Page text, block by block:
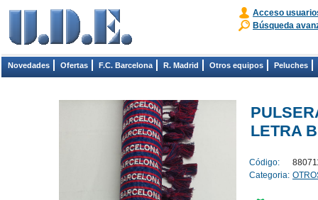
Acceso
Búsqueda
Novedades Ofertas F.C. Barcelona R. Madrid Otros equipos Peluches
LETRA
Código:
Categoria: